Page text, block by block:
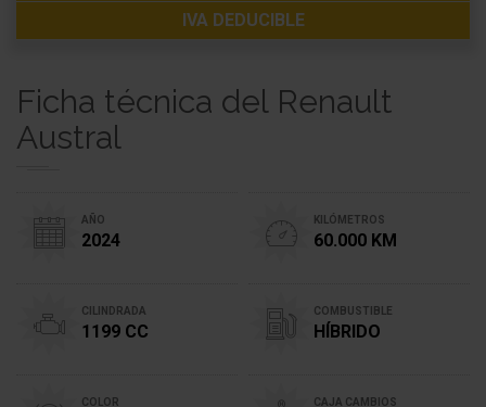
Ficha técnica del Renault
Austral
AÑO
2024
KILÓMETROS
60.000 KM
CILINDRADA
1199 CC
COMBUSTIBLE
HÍBRIDO
COLOR CAJA CAMBIOS
IVA DEDUCIBLE